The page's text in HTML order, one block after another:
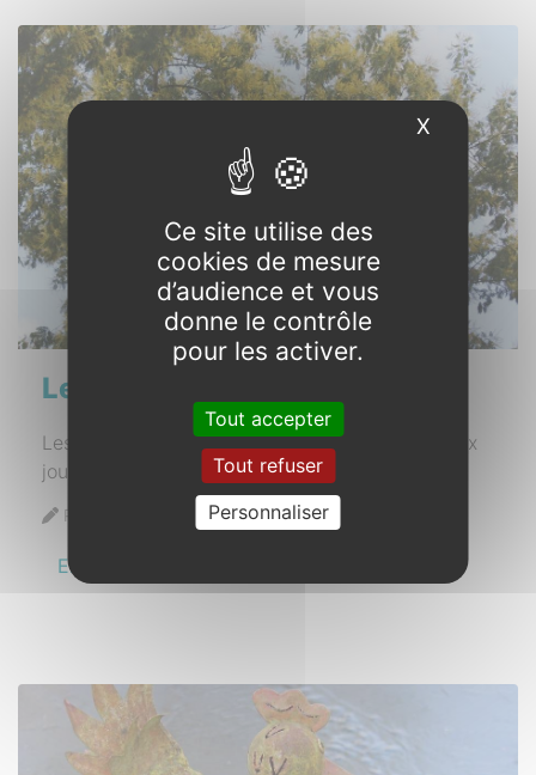
Les premières fleurs
Les premières fleurs pointent leur nez, les beaux
jours approchent.
Publié le 16 février 2021
En savoir plus
Ce site utilise des
cookies de mesure
d’audience et vous
donne le contrôle
pour les activer.
Tout accepter
Tout refuser
Personnaliser
X Masquer